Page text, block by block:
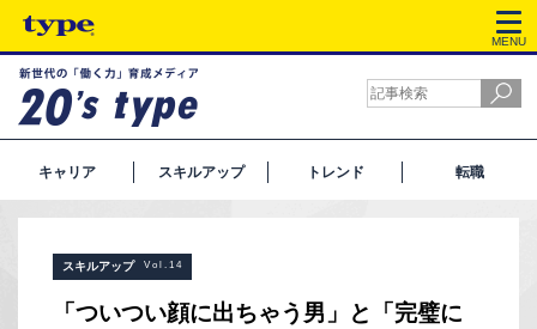
MENU
キャリア スキルアップ トレンド 転職
スキルアップ Vol.14
「ついつい顔に出ちゃう男」と「完璧に